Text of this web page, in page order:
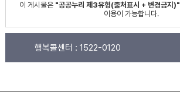
이 게시물은 "공공누리 제3유형(출처표시 + 변경금지)"
이용이 가능합니다.
행복콜센터 : 1522-0120